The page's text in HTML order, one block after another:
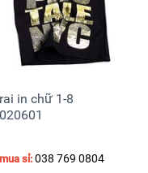
in chữ 1-8
sỉ: 038 769 0804